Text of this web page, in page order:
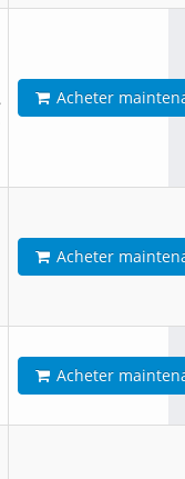
Acheter
Acheter
Acheter